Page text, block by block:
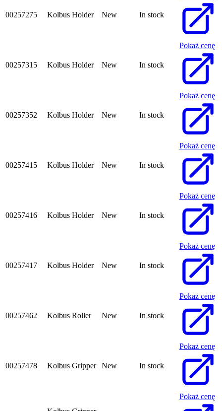
00257275 Kolbus Holder New In stock
00257315 Kolbus Holder New In stock
Pokaż cenę
00257352 Kolbus Holder New In stock
Pokaż cenę
00257415 Kolbus Holder New In stock
Pokaż cenę
00257416 Kolbus Holder New In stock
Pokaż cenę
00257417 Kolbus Holder New In stock
Pokaż cenę
00257462 Kolbus Roller New In stock
Pokaż cenę
00257478 Kolbus Gripper New In stock
Pokaż cenę
Pokaż cenę